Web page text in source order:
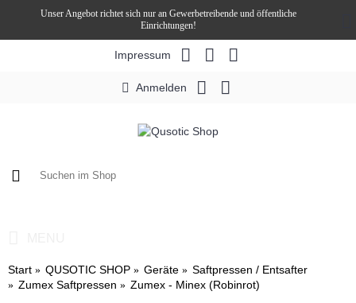
Unser Angebot richtet sich nur an Gewerbetreibende und öffentliche
Einrichtungen!
Impressum
Anmelden
Start QUSOTIC SHOP Geräte
Saftpressen / Entsafter
Zumex Saftpressen
Zumex - Minex (Robinrot)